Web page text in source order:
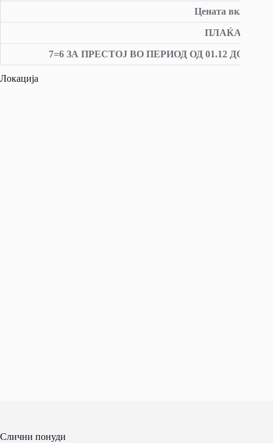
Цената
ПЛАЌАЊЕ
7=6 ЗА ПРЕСТОЈ ВО ПЕРИОД ОД 01.12 ДО
Локација
Слични понуди